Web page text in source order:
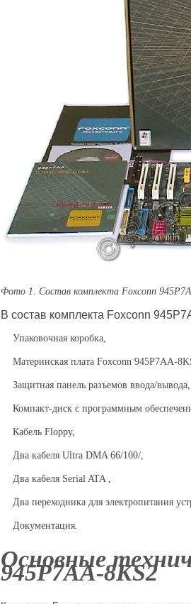
Фото 1. Состав комплекта Foxconn
В состав комплекта Foxconn
Упаковочная коробка,
Материнская плата Foxconn 945P7AA-
Защитная панель разъемов ввода/вывода,
Компакт-диск с программным
Кабель Floppy,
Два кабеля Ultra DMA 66/100/,
Два кабеля Serial ATA ,
Два переходника для электропитания
Документация.
Основные
945P7AA-8KS2